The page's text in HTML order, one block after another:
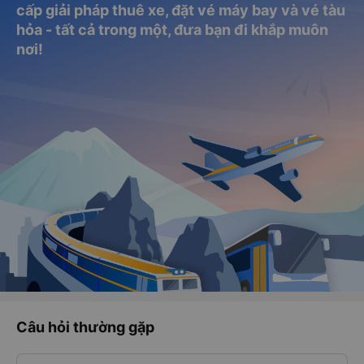
cấp giải pháp thuê xe, đặt vé máy bay và vé tàu
hỏa - tất cả trong một, đưa bạn đi khắp muôn
nơi!
Câu hỏi thường gặp